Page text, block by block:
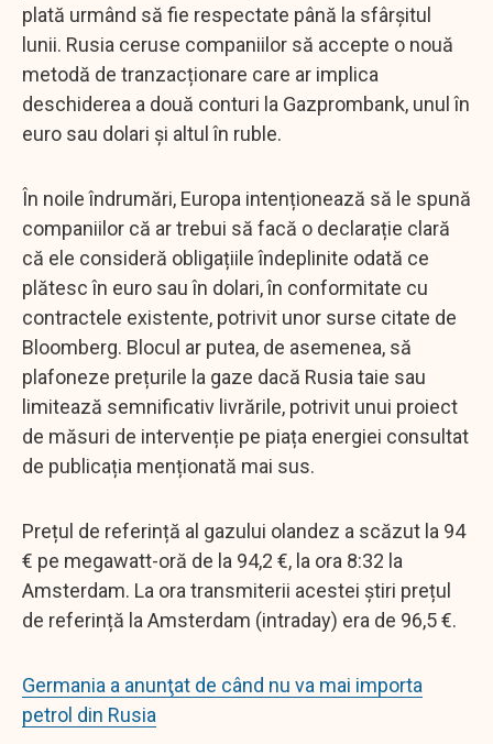
plată urmând să fie respectate până la sfârșitul
lunii. Rusia ceruse companiilor să accepte o nouă
metodă de tranzacționare care ar implica
deschiderea a două conturi la Gazprombank, unul în
euro sau dolari și altul în ruble.
În noile îndrumări, Europa intenționează să le spună
companiilor că ar trebui să facă o declarație clară
că ele consideră obligațiile îndeplinite odată ce
plătesc în euro sau în dolari, în conformitate cu
contractele existente, potrivit unor surse citate de
Bloomberg. Blocul ar putea, de asemenea, să
plafoneze prețurile la gaze dacă Rusia taie sau
limitează semnificativ livrările, potrivit unui proiect
de măsuri de intervenție pe piața energiei consultat
de publicația menționată mai sus.
Prețul de referință al gazului olandez a scăzut la 94
€ pe megawatt-oră de la 94,2 €, la ora 8:32 la
Amsterdam. La ora transmiterii acestei știri prețul
de referință la Amsterdam (intraday) era de 96,5 €.
Germania a anunţat de când nu va mai importa
petrol din Rusia